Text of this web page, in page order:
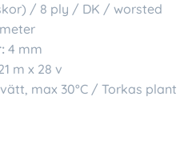
/ 8 ply / DK / worsted
4 mm
m x 28 v
max 30°C / Torkas plant